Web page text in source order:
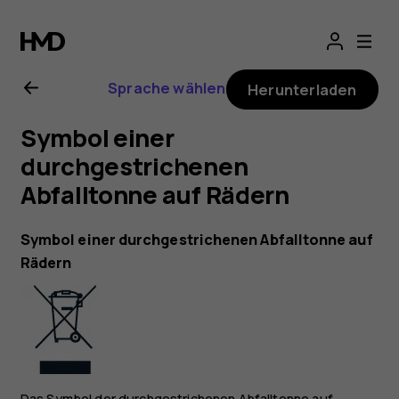
Nokia
5.3 Sprache wählen Herunterladen
Symbol einer
durchgestrichenen
Abfalltonne auf Rädern
Symbol einer durchgestrichenen Abfalltonne auf
Rädern